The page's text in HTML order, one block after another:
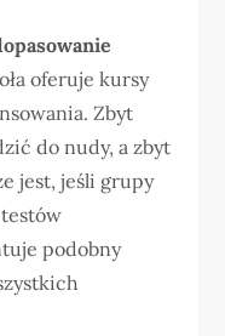
oferuje kursy
Zbyt
do nudy, a zbyt
jest, jeśli grupy
podobny